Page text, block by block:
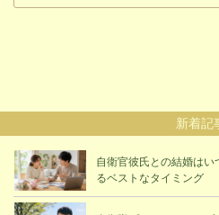
新着記
自衛官彼氏との結婚はい
るベストなタイミング